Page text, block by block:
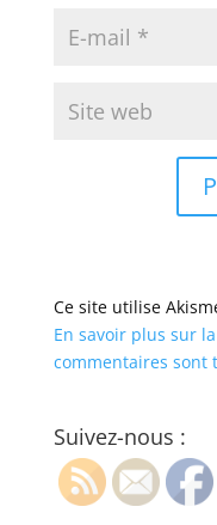
Ce site utilise
En savoir plus sur
commentaires sont
Suivez-nous :